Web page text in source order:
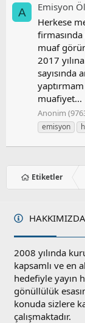
A
Emisyon
Herkese
muaf
2017
sayısında
muafiyet...
Anonim
emisyon
Etiketler
HAKKIMIZDA
2008 yılında
kapsamlı ve en
hedefiyle yayın
gönüllülük
konuda sizlere
çalışmaktadır.